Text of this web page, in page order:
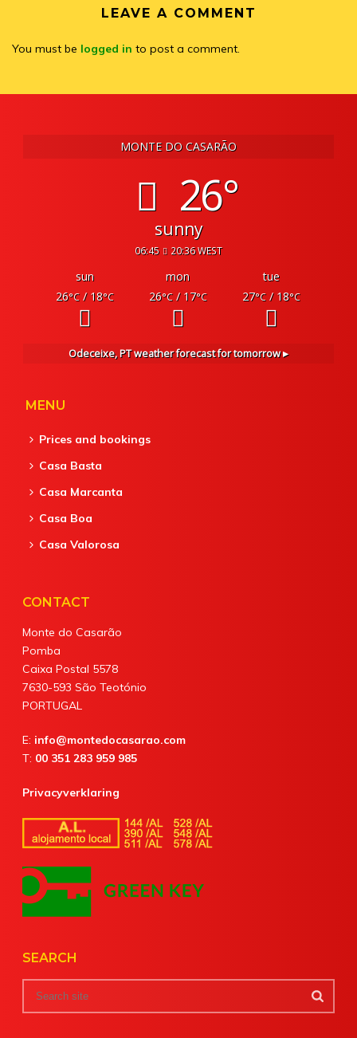
LEAVE A COMMENT
You must be logged in to post a comment.
MONTE DO CASARÃO
26°
sunny
06:45 20:36 WEST
sun mon
tue
26°C/ 18°C 26°C/ 17°C 27°C/ 18°C
Odeceixe, PTweather forecast for tomorrow ▸
MENU
Prices and bookings
Casa Basta
Casa Marcanta
Casa Boa
Casa Valorosa
CONTACT
Monte do Casarão
Pomba
Caixa Postal 5578
7630-593 São Teotónio
PORTUGAL
E: info@montedocasarao.com
T: 00 351 283 959 985
Privacyverklaring
SEARCH